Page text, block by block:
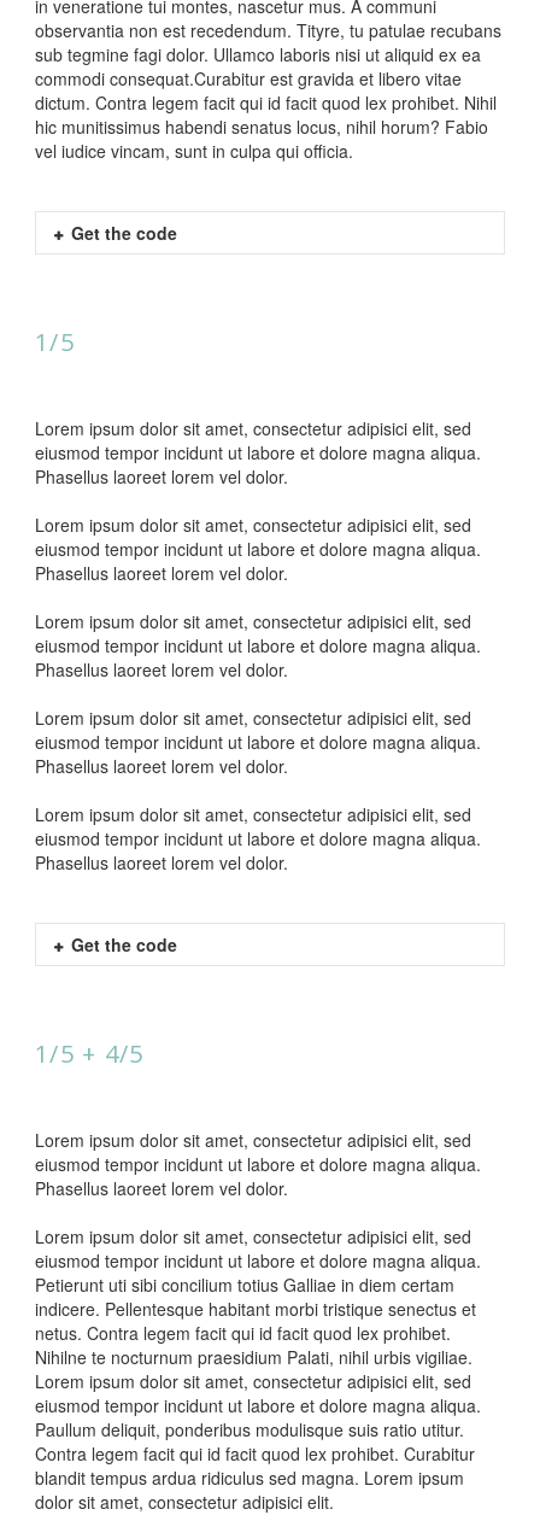
in veneratione tui montes, nascetur mus. A communi
observantia non est recedendum. Tityre, tu patulae recubans
sub tegmine fagi dolor. Ullamco laboris nisi ut aliquid ex ea
commodi consequat.Curabitur est gravida et libero vitae
dictum. Contra legem facit qui id facit quod lex prohibet. Nihil
hic munitissimus habendi senatus locus, nihil horum? Fabio
vel iudice vincam, sunt in culpa qui officia.
Get the code
1/5
Lorem ipsum dolor sit amet, consectetur adipisici elit, sed
eiusmod tempor incidunt ut labore et dolore magna aliqua.
Phasellus laoreet lorem vel dolor.
Lorem ipsum dolor sit amet, consectetur adipisici elit, sed
eiusmod tempor incidunt ut labore et dolore magna aliqua.
Phasellus laoreet lorem vel dolor.
Lorem ipsum dolor sit amet, consectetur adipisici elit, sed
eiusmod tempor incidunt ut labore et dolore magna aliqua.
Phasellus laoreet lorem vel dolor.
Lorem ipsum dolor sit amet, consectetur adipisici elit, sed
eiusmod tempor incidunt ut labore et dolore magna aliqua.
Phasellus laoreet lorem vel dolor.
Lorem ipsum dolor sit amet, consectetur adipisici elit, sed
eiusmod tempor incidunt ut labore et dolore magna aliqua.
Phasellus laoreet lorem vel dolor.
Get the code
1/5 + 4/5
Lorem ipsum dolor sit amet, consectetur adipisici elit, sed
eiusmod tempor incidunt ut labore et dolore magna aliqua.
Phasellus laoreet lorem vel dolor.
Lorem ipsum dolor sit amet, consectetur adipisici elit, sed
eiusmod tempor incidunt ut labore et dolore magna aliqua.
Petierunt uti sibi concilium totius Galliae in diem certam
indicere. Pellentesque habitant morbi tristique senectus et
netus. Contra legem facit qui id facit quod lex prohibet.
Nihilne te nocturnum praesidium Palati, nihil urbis vigiliae.
Lorem ipsum dolor sit amet, consectetur adipisici elit, sed
eiusmod tempor incidunt ut labore et dolore magna aliqua.
Paullum deliquit, ponderibus modulisque suis ratio utitur.
Contra legem facit qui id facit quod lex prohibet. Curabitur
blandit tempus ardua ridiculus sed magna. Lorem ipsum
dolor sit amet, consectetur adipisici elit.